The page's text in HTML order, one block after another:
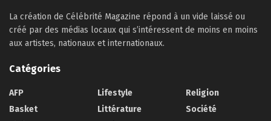
La création de Célébrité Magazine répond à un vide laissé ou
créé par des médias locaux qui s’intéressent de moins en moins
aux artistes, nationaux et internationaux.
Catégories
AFP
Basket
Lifestyle
Littérature
Religion
Société